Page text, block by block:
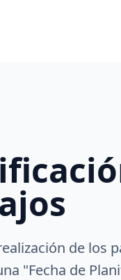
de los
"Fecha de